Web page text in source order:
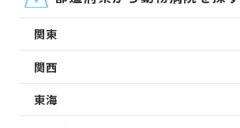
関東
関西
東海